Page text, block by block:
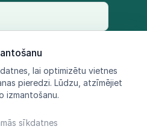
lai optimizētu vietnes
pieredzi. Lūdzu, atzīmējiet
izmantošanu.
sīkdatnes